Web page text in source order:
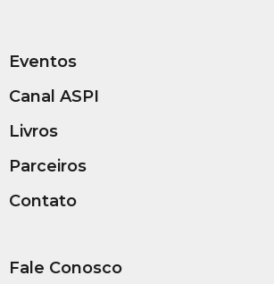
Eventos
Canal ASPI
Livros
Parceiros
Contato
Fale Conosco